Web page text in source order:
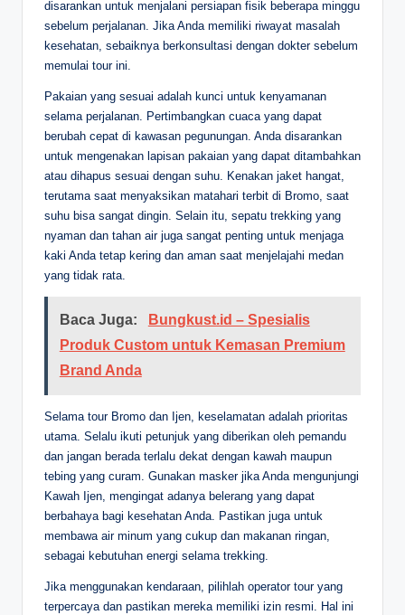
disarankan untuk menjalani persiapan fisik beberapa minggu
sebelum perjalanan. Jika Anda memiliki riwayat masalah
kesehatan, sebaiknya berkonsultasi dengan dokter sebelum
memulai tour ini.
Pakaian yang sesuai adalah kunci untuk kenyamanan
selama perjalanan. Pertimbangkan cuaca yang dapat
berubah cepat di kawasan pegunungan. Anda disarankan
untuk mengenakan lapisan pakaian yang dapat ditambahkan
atau dihapus sesuai dengan suhu. Kenakan jaket hangat,
terutama saat menyaksikan matahari terbit di Bromo, saat
suhu bisa sangat dingin. Selain itu, sepatu trekking yang
nyaman dan tahan air juga sangat penting untuk menjaga
kaki Anda tetap kering dan aman saat menjelajahi medan
yang tidak rata.
Baca Juga:
Bungkust.id – Spesialis
Produk Custom untuk Kemasan Premium
Brand Anda
Selama tour Bromo dan Ijen, keselamatan adalah prioritas
utama. Selalu ikuti petunjuk yang diberikan oleh pemandu
dan jangan berada terlalu dekat dengan kawah maupun
tebing yang curam. Gunakan masker jika Anda mengunjungi
Kawah Ijen, mengingat adanya belerang yang dapat
berbahaya bagi kesehatan Anda. Pastikan juga untuk
membawa air minum yang cukup dan makanan ringan,
sebagai kebutuhan energi selama trekking.
Jika menggunakan kendaraan, pilihlah operator tour yang
terpercaya dan pastikan mereka memiliki izin resmi. Hal ini